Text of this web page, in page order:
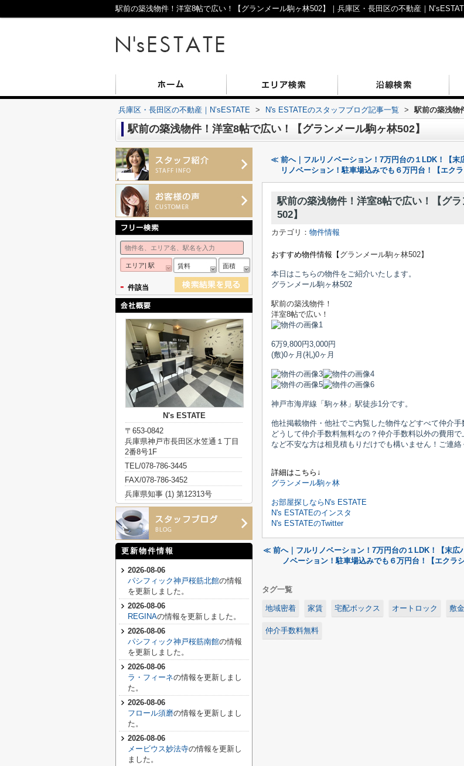
駅前の築浅物件！洋室8帖で広い！【グランメール駒ヶ林502】｜兵庫区・長田区の不動産｜
兵庫区・長田区の不動産｜N’sESTATE > N's ESTATEのスタッフブログ記事一覧 > 駅前の築浅物
駅前の築浅物件！洋室8帖で広い！【グランメール駒ヶ林502】
≪ 前へ｜フルリノベーション！7万円台の１LDK！【末
リノベーション！駐車場込みでも６万円台！【エク
駅前の築浅物件！洋室8帖で広い！【グ
502】
カテゴリ： 物件情報
おすすめ物件情報【 グランメール駒ヶ林502】
本日はこちらの物件をご紹介いたします。
グランメール駒ヶ林502
駅前の築浅物件！
洋室8帖で広い！
6万9,800円3,000円
(敷)0ヶ月 (礼)0ヶ月
神戸市海岸線「駒ヶ林」駅徒歩1分です。
他社掲載物件・他社でご内覧した物件などすべて仲介手
どうして仲介手数料無料なの？仲介手数料以外の費用で
など不安な方は相見積もりだけでも構いません！ご連絡
詳細はこちら↓
グランメール駒ヶ林
お部屋探しならN's ESTATE
N's ESTATEのインスタ
N's ESTATEのTwitter
≪ 前へ｜フルリノベーション！7万円台の１LDK！【末広
ノベーション！駐車場込みでも６万円台！【エクラ
タグ一覧
地域密着 家賃 宅配ボックス オートロック 敷
仲介手数料無料
エリア| 駅 賃料 面積
- 件該当
N's ESTATE
〒653-0842
兵庫県神戸市長田区水笠通１丁目
2番8号1F
TEL/078-786-3445
FAX/078-786-3452
兵庫県知事 (1) 第12313号
更新物件情報
2026-08-06
パシフィック神戸桜筋北館の情報
を更新しました。
2026-08-06
REGINAの情報を更新しました。
2026-08-06
パシフィック神戸桜筋南館の情報
を更新しました。
2026-08-06
ラ・フィーネの情報を更新しまし
た。
2026-08-06
フロール須磨の情報を更新しまし
た。
2026-08-06
メービウス妙法寺の情報を更新し
ました。